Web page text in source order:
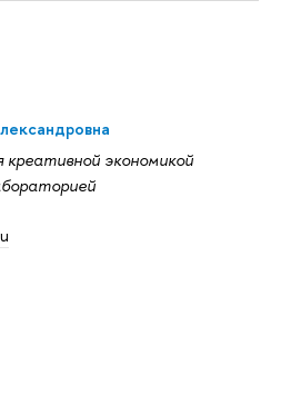
экономикой